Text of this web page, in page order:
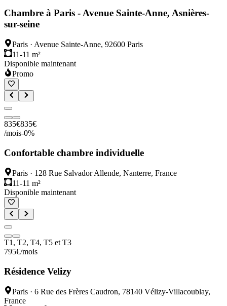
Chambre à Paris - Avenue Sainte-Anne, Asnières-
sur-seine
Paris · Avenue Sainte-Anne, 92600 Paris
11-11 m²
Disponible maintenant
Promo
835€835€
/mois-0%
Confortable chambre individuelle
Paris · 128 Rue Salvador Allende, Nanterre, France
11-11 m²
Disponible maintenant
T1, T2, T4, T5 et T3
795€/mois
Résidence Velizy
Paris · 6 Rue des Frères Caudron, 78140 Vélizy-Villacoublay,
France